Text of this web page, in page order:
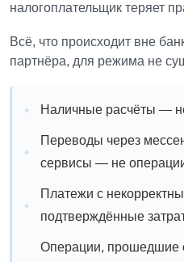
налогоплательщик теряет
Всё, что происходит вне
партнёра, для режима не
Наличные расчёты —
Переводы через
сервисы — не
Платежи с
подтверждённые
Операции, прошедшие